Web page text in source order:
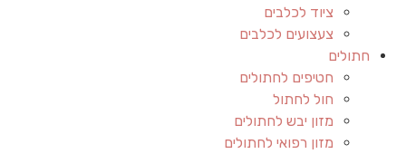
ציוד לכלבים
צעצועים לכלבים
חתולים
חטיפים לחתולים
חול לחתול
מזון יבש לחתולים
מזון רפואי לחתולים